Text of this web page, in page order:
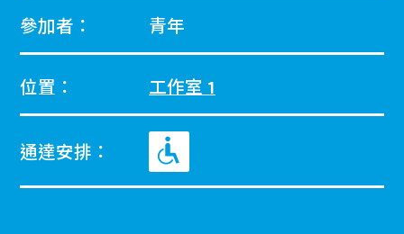
參加者： 青年
位置： 工作室 1
通達安排：